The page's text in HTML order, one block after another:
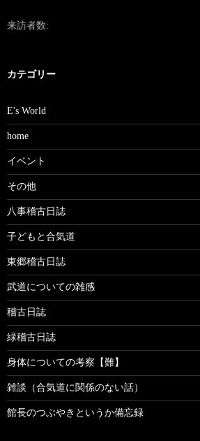
来訪者数:
カテゴリー
E's World
home
イベント
その他
八事稽古日誌
子どもと合気道
東郷稽古日誌
武道についての雑感
稽古日誌
緑稽古日誌
身体についての考察【難】
雑談（合気道に関係のない話）
館長のつぶやきというか備忘録